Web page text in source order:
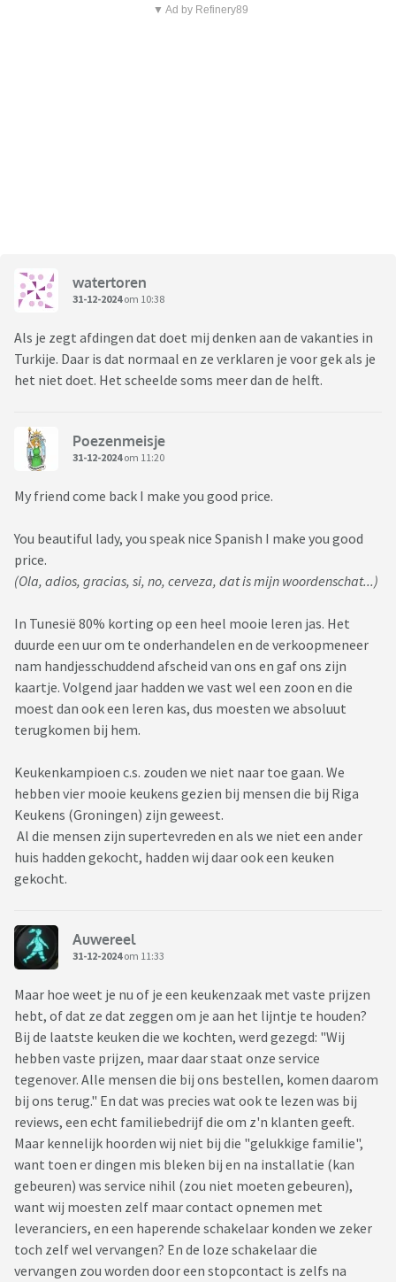
▼ Ad by Refinery89
watertoren
31-12-2024om 10:38
Als je zegt afdingen dat doet mij denken aan de vakanties in
Turkije. Daar is dat normaal en ze verklaren je voor gek als je
het niet doet. Het scheelde soms meer dan de helft.
Poezenmeisje
31-12-2024om 11:20
My friend come back I make you good price.
You beautiful lady, you speak nice Spanish I make you good
price.
(Ola, adios, gracias, si, no, cerveza, dat is mijn woordenschat...)
In Tunesië 80% korting op een heel mooie leren jas. Het
duurde een uur om te onderhandelen en de verkoopmeneer
nam handjesschuddend afscheid van ons en gaf ons zijn
kaartje. Volgend jaar hadden we vast wel een zoon en die
moest dan ook een leren kas, dus moesten we absoluut
terugkomen bij hem.
Keukenkampioen c.s. zouden we niet naar toe gaan. We
hebben vier mooie keukens gezien bij mensen die bij Riga
Keukens (Groningen) zijn geweest.
Al die mensen zijn supertevreden en als we niet een ander
huis hadden gekocht, hadden wij daar ook een keuken
gekocht.
Auwereel
31-12-2024om 11:33
Maar hoe weet je nu of je een keukenzaak met vaste prijzen
hebt, of dat ze dat zeggen om je aan het lijntje te houden?
Bij de laatste keuken die we kochten, werd gezegd: "Wij
hebben vaste prijzen, maar daar staat onze service
tegenover. Alle mensen die bij ons bestellen, komen daarom
bij ons terug." En dat was precies wat ook te lezen was bij
reviews, een echt familiebedrijf die om z'n klanten geeft.
Maar kennelijk hoorden wij niet bij die "gelukkige familie",
want toen er dingen mis bleken bij en na installatie (kan
gebeuren) was service nihil (zou niet moeten gebeuren),
want wij moesten zelf maar contact opnemen met
leveranciers, en een haperende schakelaar konden we zeker
toch zelf wel vervangen? En de loze schakelaar die
vervangen zou worden door een stopcontact is zelfs na